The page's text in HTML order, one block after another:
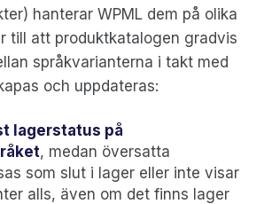
hanterar WPML dem på olika
till att produktkatalogen gradvis
språkvarianterna i takt med
och uppdateras:
lagerstatus på
, medan översatta
som slut i lager eller inte visar
alls, även om det finns lager